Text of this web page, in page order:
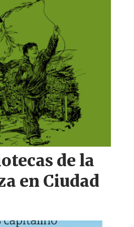
de la
en Ciudad